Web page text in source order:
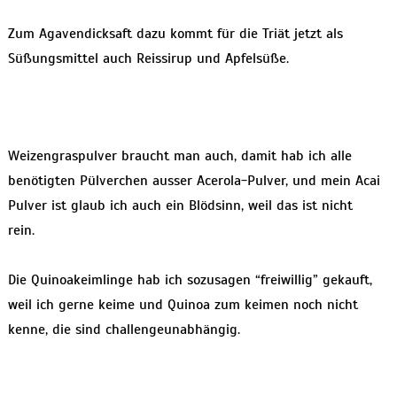
Zum Agavendicksaft dazu kommt für die Triät jetzt als
Süßungsmittel auch Reissirup und Apfelsüße.
Weizengraspulver braucht man auch, damit hab ich alle
benötigten Pülverchen ausser Acerola-Pulver, und mein Acai
Pulver ist glaub ich auch ein Blödsinn, weil das ist nicht
rein.
Die Quinoakeimlinge hab ich sozusagen “freiwillig” gekauft,
weil ich gerne keime und Quinoa zum keimen noch nicht
kenne, die sind challengeunabhängig.